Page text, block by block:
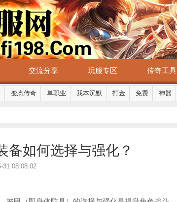
交流分享 玩服专区 传奇工具
变态传奇 单职业 我本沉默 打金 免费 神器
备如何选择与强化？
31 08:08:02